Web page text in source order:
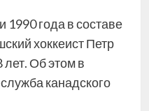
1990 года в составе
хоккеист Петр
лет. Об этом в
канадского